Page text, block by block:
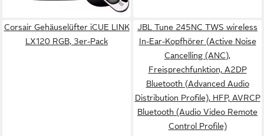
Corsair Gehäuselüfter iCUE LINK
LX120 RGB, 3er-Pack
JBL Tune 245NC TWS wireless
In-Ear-Kopfhörer (Active Noise
Cancelling (ANC),
Freisprechfunktion, A2DP
Bluetooth (Advanced Audio
Distribution Profile), HFP, AVRCP
Bluetooth (Audio Video Remote
Control Profile)